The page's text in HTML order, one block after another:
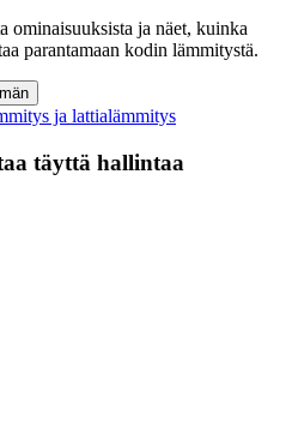
ominaisuuksista ja näet, kuinka
parantamaan kodin lämmitystä.
ja lattialämmitys
täyttä hallintaa